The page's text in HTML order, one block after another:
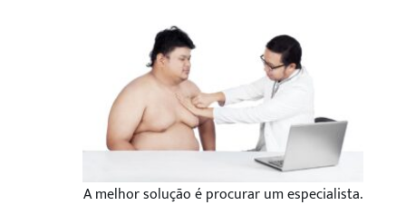
A melhor solução é procurar um especialista.